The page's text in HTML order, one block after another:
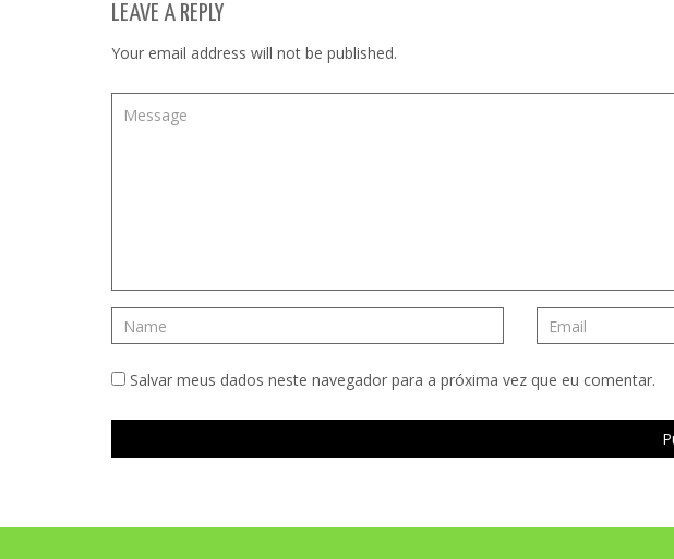
LEAVE A REPLY
Your email address will not be published.
Salvar meus dados neste navegador para a próxima vez que eu comentar.